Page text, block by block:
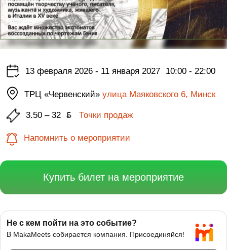
13 февраля 2026 - 11 января 2027 10:00 - 22:00
ТРЦ «Червенский»улица Маяковского 6, Минск
3.50 – 32 ƃ Точки продаж
Напомнить о мероприятии
Купить билет на мероприятие